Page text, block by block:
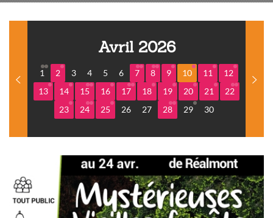
Avril 2026
1 2 3 4 5 6 7 8 9 10 11
12
13
14 15 16 17 18 19 20 21
22
23
24 25 26 27 28 29 30